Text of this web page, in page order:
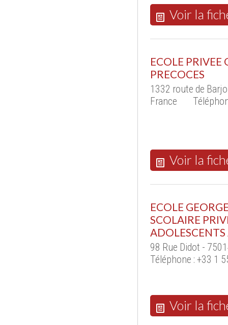
Voir la
ECOLE PRIVEE
PRECOCES
1332 route de
France
Voir la
ECOLE
SCOLAIRE
98 Rue Didot -
Téléphone : +33 1
Voir la